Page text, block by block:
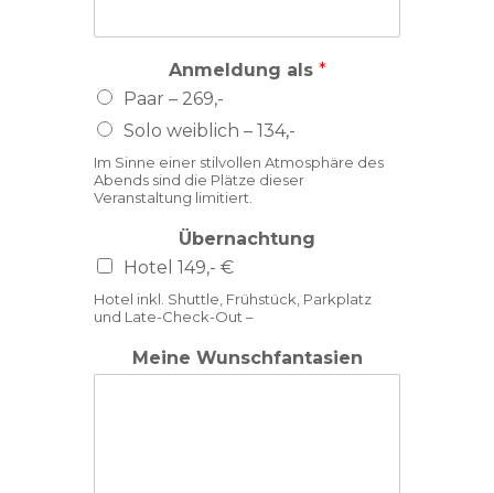
Anmeldung als *
Paar – 269,-
Solo weiblich – 134,-
Im Sinne einer stilvollen Atmosphäre des
Abends sind die Plätze dieser
Veranstaltung limitiert.
Übernachtung
Hotel 149,- €
Hotel inkl. Shuttle, Frühstück, Parkplatz
und Late-Check-Out –
Meine Wunschfantasien